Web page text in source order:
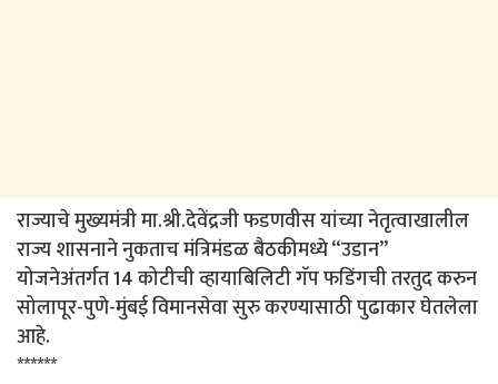
राज्याचे मुख्यमंत्री मा.श्री.देवेंद्रजी फडणवीस यांच्या नेतृत्वाखालील
राज्य शासनाने नुकताच मंत्रिमंडळ बैठकीमध्ये “उडान”
योजनेअंतर्गत 14 कोटीची व्हायाबिलिटी गॅप फडिंगची तरतुद करुन
सोलापूर-पुणे-मुंबई विमानसेवा सुरु करण्यासाठी पुढाकार घेतलेला
आहे.
******